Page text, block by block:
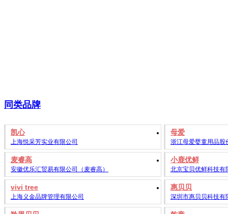
同类品牌
凯心
上海悦采芳实业有限公司
母爱
浙江母爱婴童用品股
麦睿高
安徽优乐汇贸易有限公司（麦睿高）
小鹿优鲜
北京宝贝优鲜科技有
vivi tree
上海义金品牌管理有限公司
惠贝贝
深圳市惠贝贝科技有